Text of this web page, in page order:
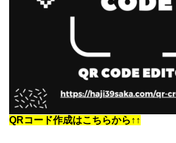
QRコード作成はこちらから↑↑